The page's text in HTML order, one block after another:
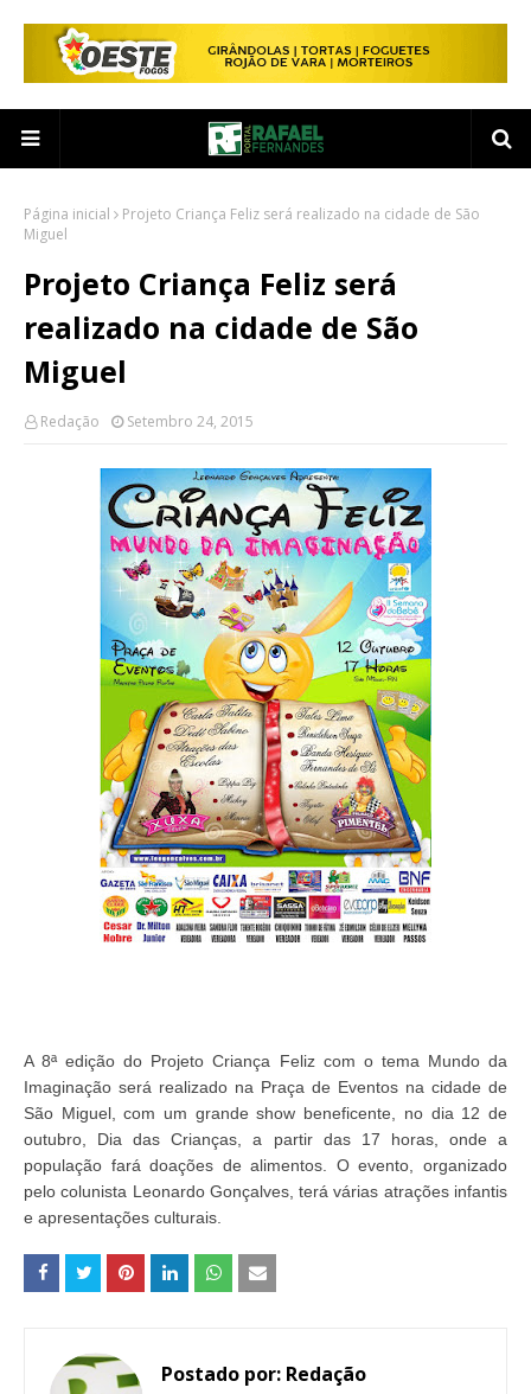
Página inicial
Projeto Criança Feliz será realizado na cidade de São
Miguel
Projeto Criança Feliz será
realizado na cidade de São
Miguel
Redação Setembro 24, 2015
A 8ª edição do Projeto Criança Feliz com o tema Mundo da
Imaginação será realizado na Praça de Eventos na cidade de
São Miguel, com um grande show beneficente, no dia 12 de
outubro, Dia das Crianças, a partir das 17 horas, onde a
população fará doações de alimentos. O evento, organizado
pelo colunista Leonardo Gonçalves, terá várias atrações infantis
e apresentações culturais.
Postado por: Redação